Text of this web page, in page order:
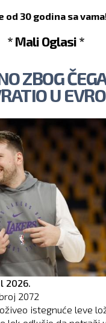
od 30 godina sa
* Mali Oglasi *
ZBOG
U
2026.
2072
istegnuće leve